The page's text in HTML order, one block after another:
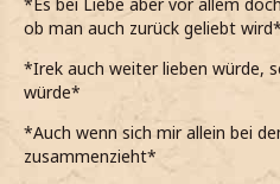
*Es bei Liebe aber vor allem
ob man auch zurück geliebt wird*
*Irek auch weiter lieben würde,
würde*
*Auch wenn sich mir allein bei
zusammenzieht*